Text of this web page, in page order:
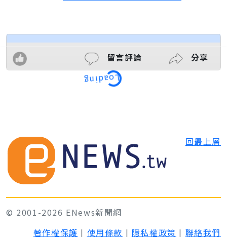
留言評論 分享
Loading
回最上層
© 2001-2026 ENews新聞網
著作權保護 | 使用條款 | 隱私權政策 | 聯絡我們